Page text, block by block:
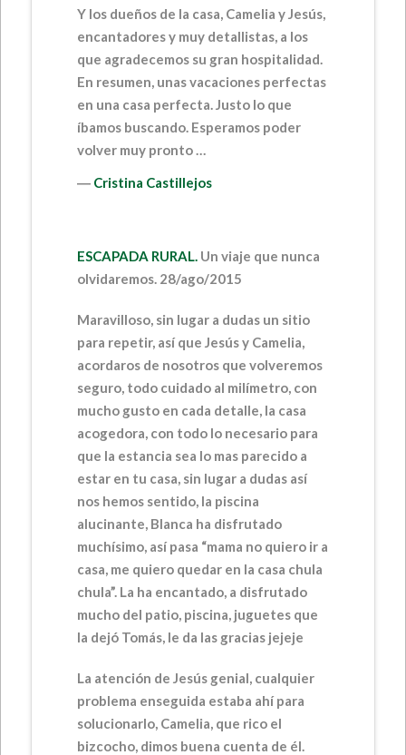
Y los dueños de la casa, Camelia y Jesús,
encantadores y muy detallistas, a los
que agradecemos su gran hospitalidad.
En resumen, unas vacaciones perfectas
en una casa perfecta. Justo lo que
íbamos buscando. Esperamos poder
volver muy pronto …
― Cristina Castillejos
ESCAPADA RURAL. Un viaje que nunca
olvidaremos.28/ago/2015
Maravilloso, sin lugar a dudas un sitio
para repetir, así que Jesús y Camelia,
acordaros de nosotros que volveremos
seguro, todo cuidado al milímetro, con
mucho gusto en cada detalle, la casa
acogedora, con todo lo necesario para
que la estancia sea lo mas parecido a
estar en tu casa, sin lugar a dudas así
nos hemos sentido, la piscina
alucinante, Blanca ha disfrutado
muchísimo, así pasa “mama no quiero ir a
casa, me quiero quedar en la casa chula
chula”. La ha encantado, a disfrutado
mucho del patio, piscina, juguetes que
la dejó Tomás, le da las gracias jejeje
La atención de Jesús genial, cualquier
problema enseguida estaba ahí para
solucionarlo, Camelia, que rico el
bizcocho, dimos buena cuenta de él.